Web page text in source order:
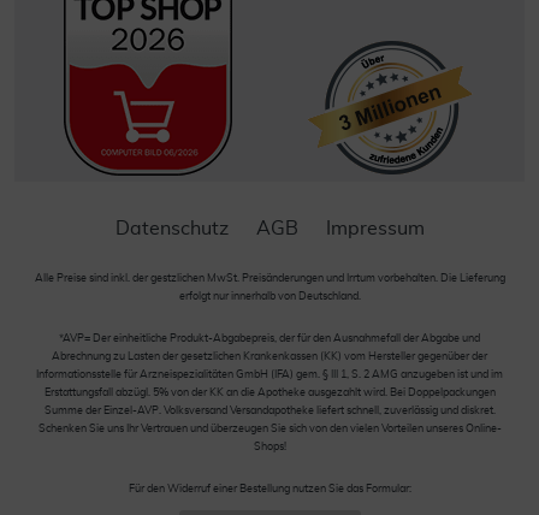
Datenschutz AGB Impressum
Alle Preise sind inkl. der gestzlichen MwSt. Preisänderungen und Irrtum vorbehalten. Die Lieferung
erfolgt nur innerhalb von Deutschland.
*AVP= Der einheitliche Produkt-Abgabepreis, der für den Ausnahmefall der Abgabe und
Abrechnung zu Lasten der gesetzlichen Krankenkassen (KK) vom Hersteller gegenüber der
Informationsstelle für Arzneispezialitäten GmbH (IFA) gem. § III 1, S. 2 AMG anzugeben ist und im
Erstattungsfall abzügl. 5% von der KK an die Apotheke ausgezahlt wird. Bei Doppelpackungen
Summe der Einzel-AVP. Volksversand Versandapotheke liefert schnell, zuverlässig und diskret.
Schenken Sie uns Ihr Vertrauen und überzeugen Sie sich von den vielen Vorteilen unseres Online-
Shops!
Für den Widerruf einer Bestellung nutzen Sie das Formular: